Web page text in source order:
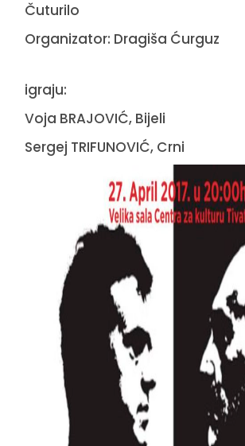
Čuturilo
Organizator: Dragiša Ćurguz
igraju:
Voja BRAJOVIĆ, Bijeli
Sergej TRIFUNOVIĆ, Crni